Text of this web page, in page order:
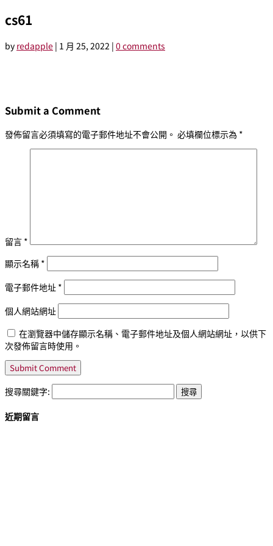
cs61
by redapple | 1 月 25, 2022 | 0 comments
Submit a Comment
發佈留言必須填寫的電子郵件地址不會公開。 必填欄位標示為 *
留言 *
顯示名稱 *
電子郵件地址 *
個人網站網址
在瀏覽器中儲存顯示名稱、電子郵件地址及個人網站網址，以供下
次發佈留言時使用。
搜尋關鍵字:
近期留言